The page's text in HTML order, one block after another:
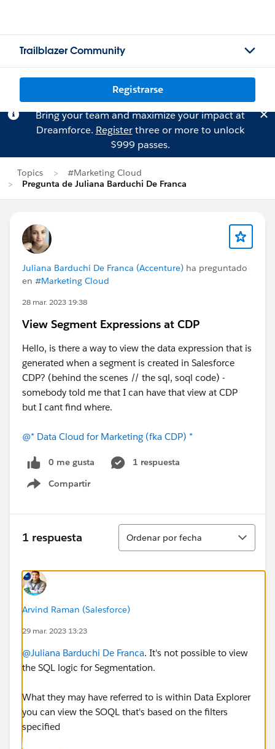
Trailblazer Community
Registrarse
Bring your team and maximize your impact at
Dreamforce. Registerthree or more to unlock
$999 passes.
Topics
#Marketing Cloud
Pregunta de Juliana Barduchi De Franca
Juliana Barduchi De Franca (Accenture) ha preguntado
en #Marketing Cloud
28 mar. 2023 19:38
View Segment Expressions at CDP
Hello, is there a way to view the data expression that is
generated when a segment is created in Salesforce
CDP? (behind the scenes // the sql, soql code) -
somebody told me that I can have that view at CDP
but I cant find where.
@* Data Cloud for Marketing (fka CDP) *
0 me gusta
1 respuesta
Compartir
Show menu
1 respuesta
Ordenar
Ordenar por fecha
Arvind Raman (Salesforce)
29 mar. 2023 13:23
@Juliana Barduchi De Franca. It's not possible to view
the SQL logic for Segmentation.
What they may have referred to is within Data Explorer
you can view the SOQL that's based on the filters
specified